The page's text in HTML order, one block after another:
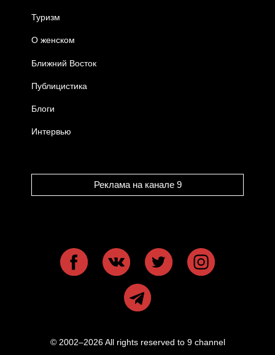
Туризм
О женском
Ближний Восток
Публицистика
Блоги
Интервью
Реклама на канале 9
© 2002–2026 All rights reserved to 9 channel